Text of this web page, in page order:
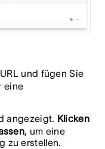
und fügen Sie
eine
angezeigt. Klicken
, um eine
zu erstellen.